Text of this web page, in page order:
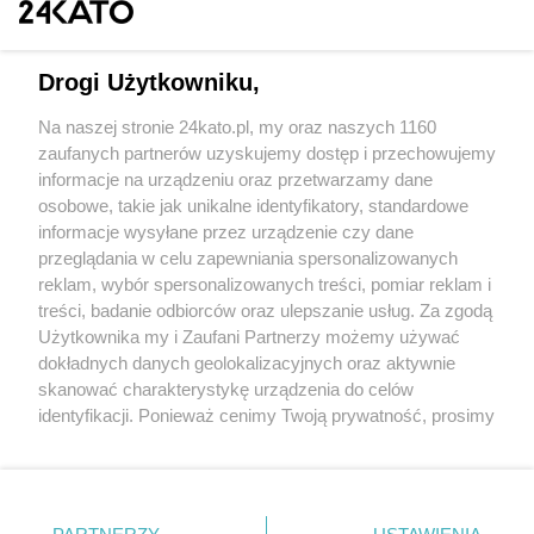
Wydawca mediów lokalnych
Nie zapomnij
zapoznać się z:
polityką prywatności regulamin korzystania z portali
Twojemiasto
Piekary Śląskie
Chorzów
Tarnowskie Góry
Skontaktuj sięz nami
Kontakt
Wydawca
Redakcja
Drogi Użytkowniku,
Na naszej stronie 24kato.pl, my oraz naszych 1160
zaufanych partnerów uzyskujemy dostęp i przechowujemy
informacje na urządzeniu oraz przetwarzamy dane
osobowe, takie jak unikalne identyfikatory, standardowe
informacje wysyłane przez urządzenie czy dane
przeglądania w celu zapewniania spersonalizowanych
reklam, wybór spersonalizowanych treści, pomiar reklam i
treści, badanie odbiorców oraz ulepszanie usług. Za zgodą
Użytkownika my i Zaufani Partnerzy możemy używać
dokładnych danych geolokalizacyjnych oraz aktywnie
skanować charakterystykę urządzenia do celów
identyfikacji. Ponieważ cenimy Twoją prywatność, prosimy
prywatności znajdujący się w lewym dolnym rogu strony